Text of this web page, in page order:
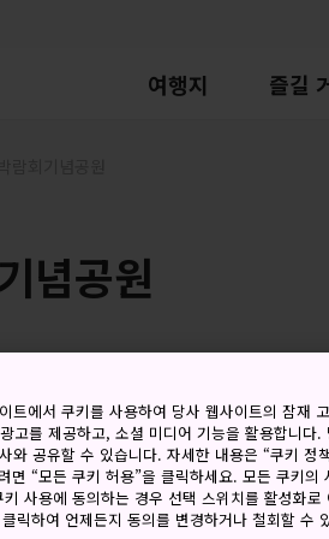
여행지 즐길
념공원
트에서 쿠키를 사용하여 당사 웹사이트의 잠재
고를 제공하고, 소셜 미디어 기능을 활용합니다.
와 공유할 수 있습니다. 자세한 내용은 “쿠키 정
면 “모든 쿠키 허용”을 클릭하세요. 모든 쿠키의
사용에 동의하는 경우 선택 스위치를 활성화로
릭하여 언제든지 동의를 변경하거나 철회할 수